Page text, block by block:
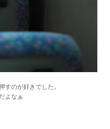
すのが好きでした。
よなぁ